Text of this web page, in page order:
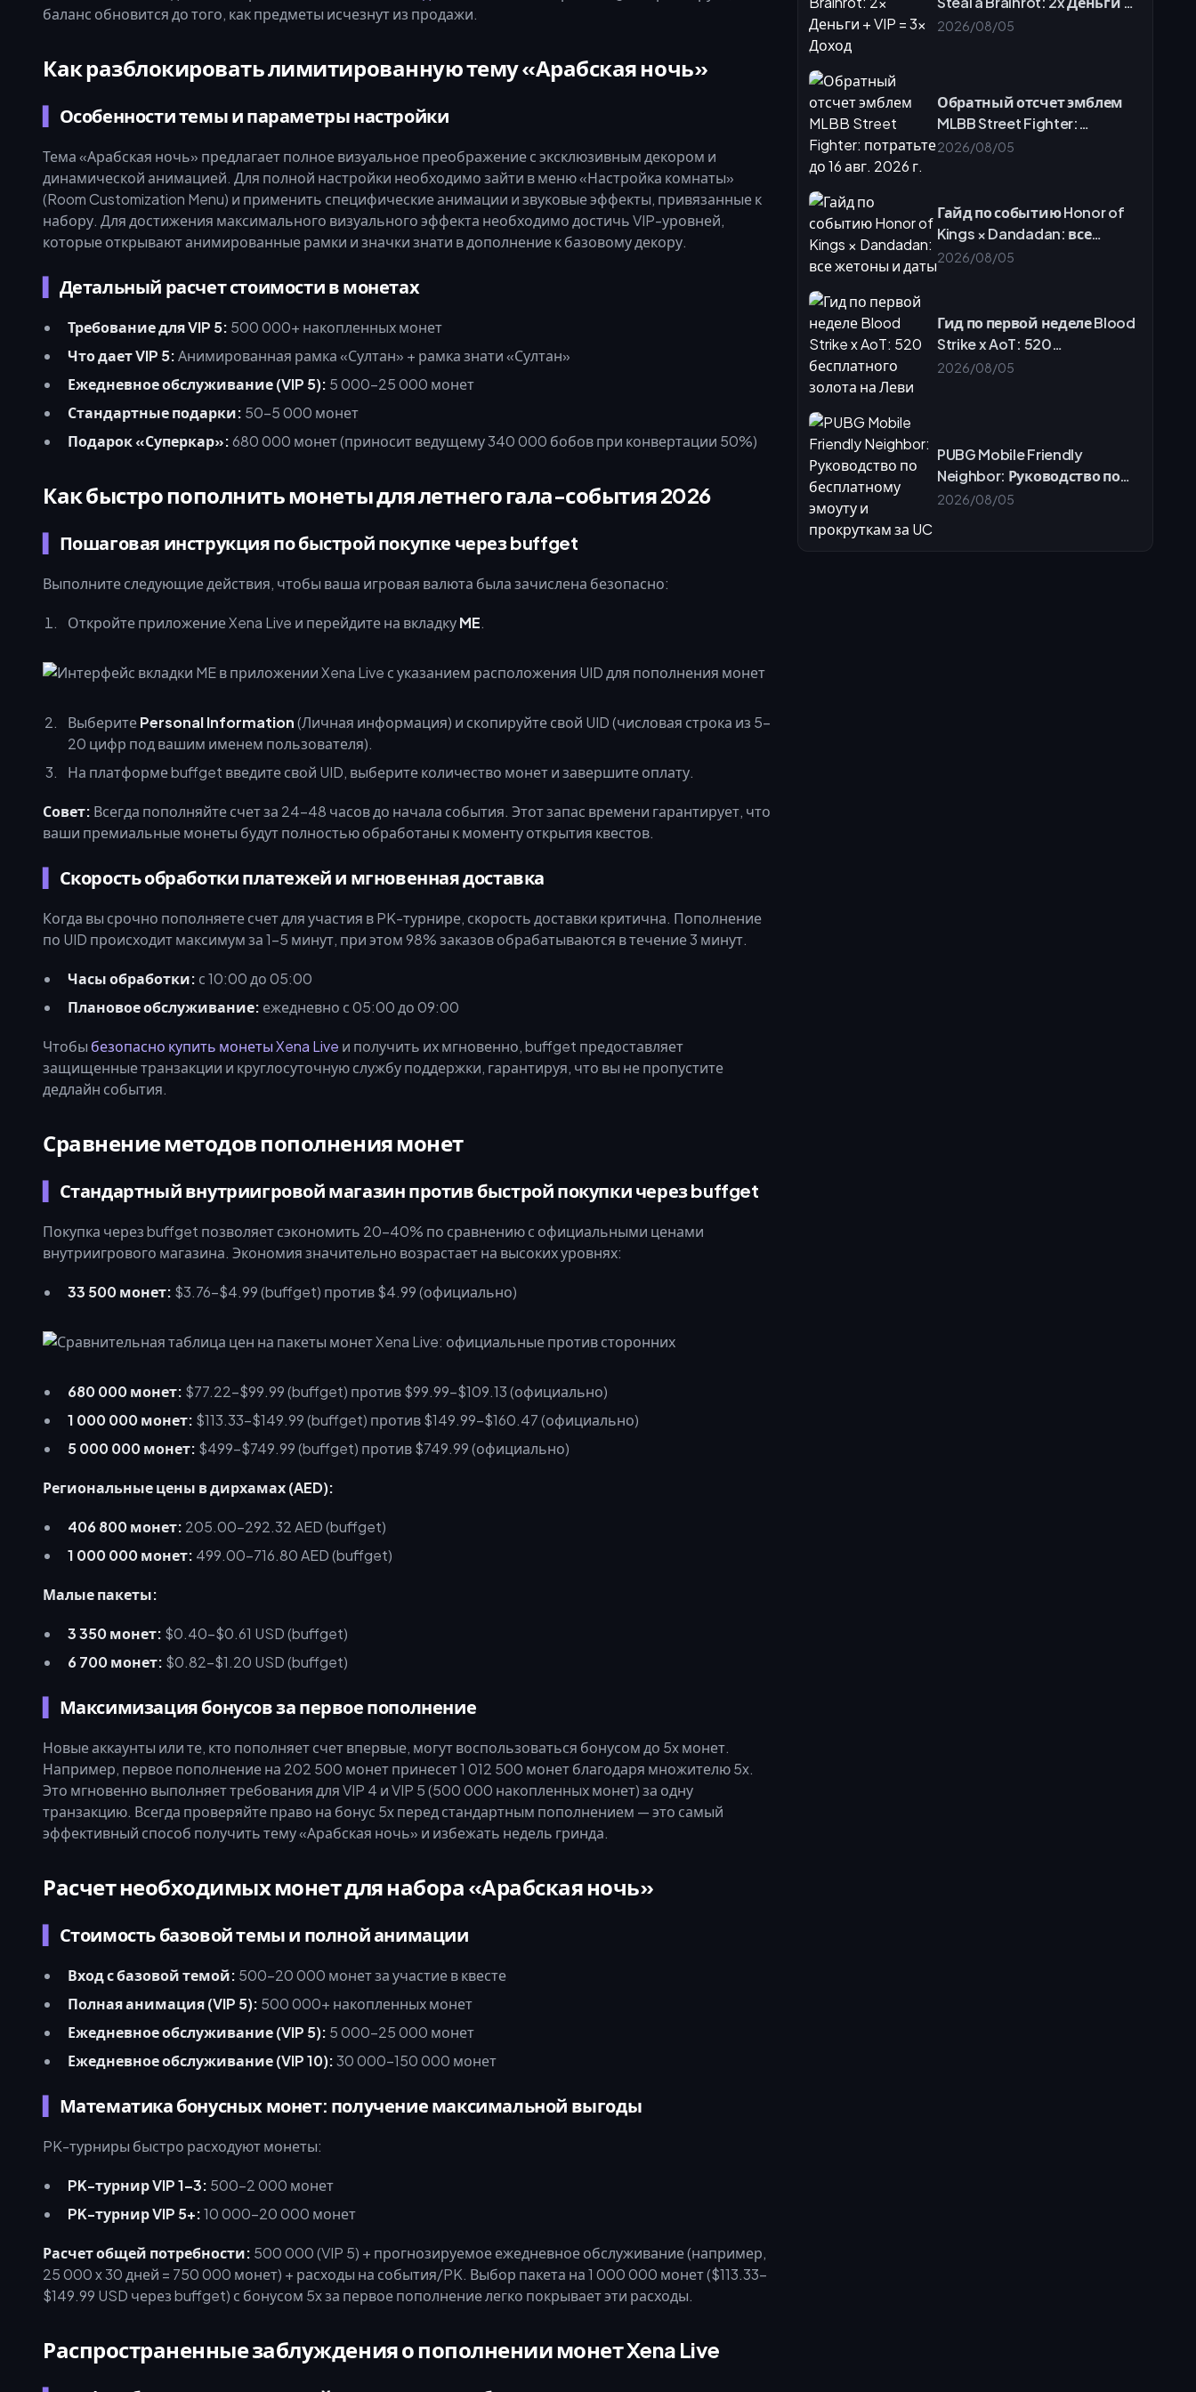
Призыв к действию: пополните счет сейчас, чтобы
получить тему «Арабская ночь»
VIP = 3x Доход
2026/08/05
Обратный отсчет эмблем
MLBB Street Fighter:
потратьте до 16 авг. 2026 г.
2026/08/05
Гайд по событию Honor of
Kings × Dandadan: все
жетоны и даты
2026/08/05
Гид по первой неделе Blood
Strike x AoT: 520
бесплатного золота на Леви
2026/08/05
PUBG Mobile Friendly
Neighbor: Руководство по
бесплатному эмоуту и
2026/08/05
баланс обновится до того, как предметы исчезнут из продажи.
Как разблокировать лимитированную тему «Арабская ночь»
Особенности темы и параметры настройки
Тема «Арабская ночь» предлагает полное визуальное преображение с эксклюзивным декором и
динамической анимацией. Для полной настройки необходимо зайти в меню «Настройка комнаты»
(Room Customization Menu) и применить специфические анимации и звуковые эффекты, привязанные к
набору. Для достижения максимального визуального эффекта необходимо достичь VIP-уровней,
которые открывают анимированные рамки и значки знати в дополнение к базовому декору.
Детальный расчет стоимости в монетах
Требование для VIP 5: 500 000+ накопленных монет
Что дает VIP 5:Анимированная рамка «Султан» + рамка знати «Султан»
Ежедневное обслуживание (VIP 5): 5 000–25 000 монет
Стандартные подарки: 50–5 000 монет
Подарок «Суперкар»:680 000 монет (приносит ведущему 340 000 бобов при конвертации 50%)
Как быстро пополнить монеты для летнего гала-события 2026
Пошаговая инструкция по быстрой покупке через buffget
Выполните следующие действия, чтобы ваша игровая валюта была зачислена безопасно:
Откройте приложение Xena Live и перейдите на вкладкуME.
ВыберитеPersonal Information(Личная информация) и скопируйте свой UID (числовая строка из 5–
20 цифр под вашим именем пользователя).
На платформе buffget введите свой UID, выберите количество монет и завершите оплату.
Совет: Всегда пополняйте счет за 24–48 часов до начала события. Этот запас времени гарантирует, что
ваши премиальные монеты будут полностью обработаны к моменту открытия квестов.
Скорость обработки платежей и мгновенная доставка
Когда вы срочно пополняете счет для участия в PK-турнире, скорость доставки критична. Пополнение
по UID происходит максимум за 1–5 минут, при этом 98% заказов обрабатываются в течение 3 минут.
Часы обработки: с 10:00 до 05:00
Плановое обслуживание: ежедневно с 05:00 до 09:00
Чтобы безопасно купить монеты Xena Live и получить их мгновенно, buffget предоставляет
защищенные транзакции и круглосуточную службу поддержки, гарантируя, что вы не пропустите
дедлайн события.
Сравнение методов пополнения монет
Стандартный внутриигровой магазин против быстрой покупки через buffget
Покупка через buffget позволяет сэкономить 20–40% по сравнению с официальными ценами
внутриигрового магазина. Экономия значительно возрастает на высоких уровнях:
33 500 монет: $3.76–$4.99 (buffget) против $4.99 (официально)
680 000 монет: $77.22–$99.99 (buffget) против $99.99–$109.13 (официально)
1 000 000 монет: $113.33–$149.99 (buffget) против $149.99–$160.47 (официально)
5 000 000 монет: $499–$749.99 (buffget) против $749.99 (официально)
Региональные цены в дирхамах (AED):
406 800 монет: 205.00–292.32 AED (buffget)
1 000 000 монет: 499.00–716.80 AED (buffget)
Малые пакеты:
3 350 монет: $0.40–$0.61 USD (buffget)
6 700 монет: $0.82–$1.20 USD (buffget)
Максимизация бонусов за первое пополнение
Новые аккаунты или те, кто пополняет счет впервые, могут воспользоваться бонусом до 5x монет.
Например, первое пополнение на 202 500 монет принесет 1 012 500 монет благодаря множителю 5x.
Это мгновенно выполняет требования для VIP 4 и VIP 5 (500 000 накопленных монет) за одну
транзакцию. Всегда проверяйте право на бонус 5x перед стандартным пополнением — это самый
эффективный способ получить тему «Арабская ночь» и избежать недель гринда.
Расчет необходимых монет для набора «Арабская ночь»
Стоимость базовой темы и полной анимации
Вход с базовой темой: 500–20 000 монет за участие в квесте
Полная анимация (VIP 5): 500 000+ накопленных монет
Ежедневное обслуживание (VIP 5): 5 000–25 000 монет
Ежедневное обслуживание (VIP 10):30 000–150 000 монет
Математика бонусных монет: получение максимальной выгоды
PK-турниры быстро расходуют монеты:
PK-турнир VIP 1–3: 500–2 000 монет
PK-турнир VIP 5+:10 000–20 000 монет
Расчет общей потребности: 500 000 (VIP 5) + прогнозируемое ежедневное обслуживание (например,
25 000 x 30 дней = 750 000 монет) + расходы на события/PK. Выбор пакета на 1 000 000 монет ($113.33–
$149.99 USD через buffget) с бонусом 5x за первое пополнение легко покрывает эти расходы.
Распространенные заблуждения о пополнении монет Xena Live